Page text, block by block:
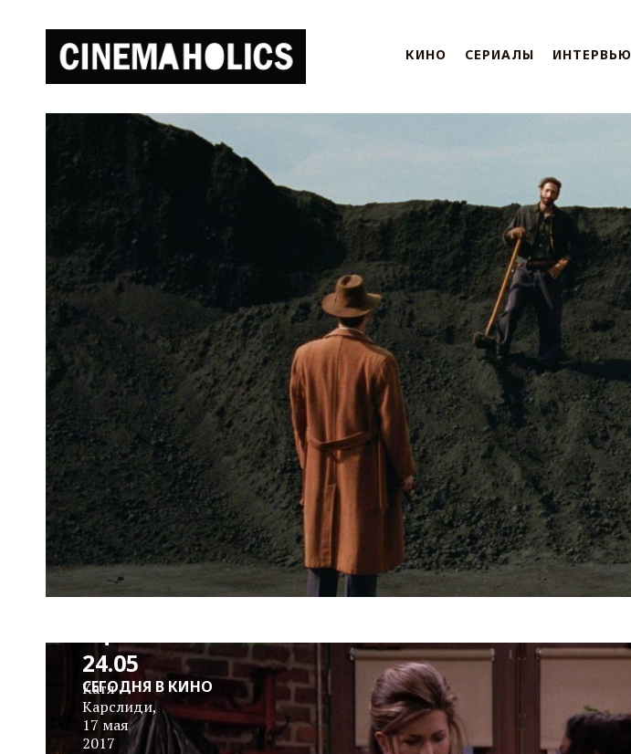
КИНО СЕРИАЛЫ ИНТЕРВЬЮ
Сомнительная
24.05
Катя
Карслиди,
17 мая
2017
СЕГОДНЯ В КИНО